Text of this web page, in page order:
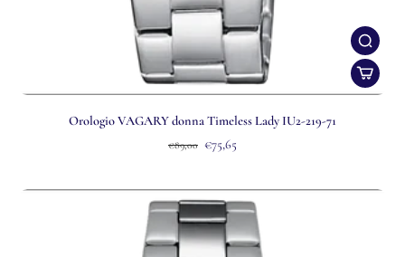
Orologio VAGARY donna Timeless Lady IU2-219-71
€89,00 €75,65